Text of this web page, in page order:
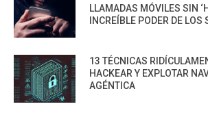
LLAMADAS MÓVILES SIN
INCREÍBLE PODER DE LOS
13 TÉCNICAS
HACKEAR Y EXPLOTAR
AGÉNTICA